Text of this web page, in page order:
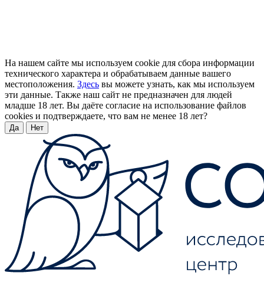
На нашем сайте мы используем cookie для сбора информации
технического характера и обрабатываем данные вашего
местоположения. Здесь вы можете узнать, как мы используем
эти данные. Также наш сайт не предназначен для людей
младше 18 лет. Вы даёте согласие на использование файлов
cookies и подтверждаете, что вам не менее 18 лет?
Да Нет